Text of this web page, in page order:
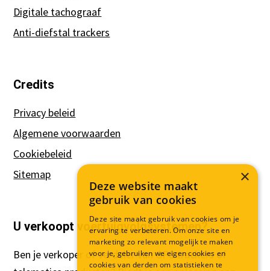
Digitale tachograaf
Anti-diefstal trackers
Credits
Privacy beleid
Algemene voorwaarden
Cookiebeleid
Sitemap
U verkoopt voertuigvolgsystemen?
Ben je verkoper of verdeler van GPS trackers of
×
Deze website maakt
gebruik van cookies
Deze site maakt gebruik van cookies om je
ervaring te verbeteren. Om onze site en
marketing zo relevant mogelijk te maken
voor je, gebruiken we eigen cookies en
cookies van derden om statistieken te